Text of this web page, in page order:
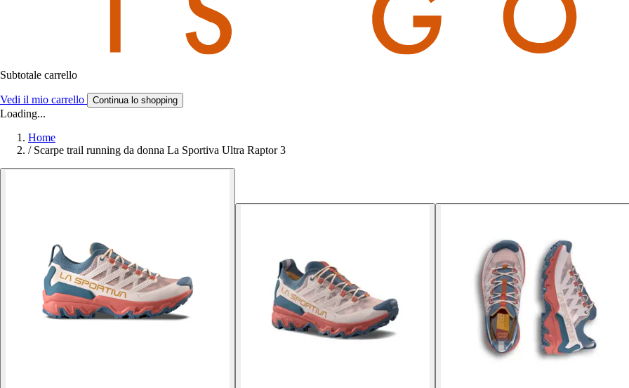
Subtotale carrello
Vedi il mio carrello Continua lo shopping
Loading...
Home
/ Scarpe trail running da donna La Sportiva Ultra Raptor 3